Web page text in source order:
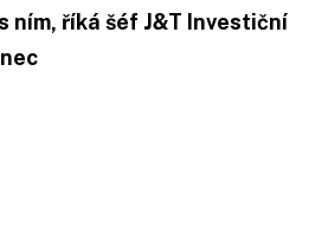
ním, říká šéf J&T Investiční